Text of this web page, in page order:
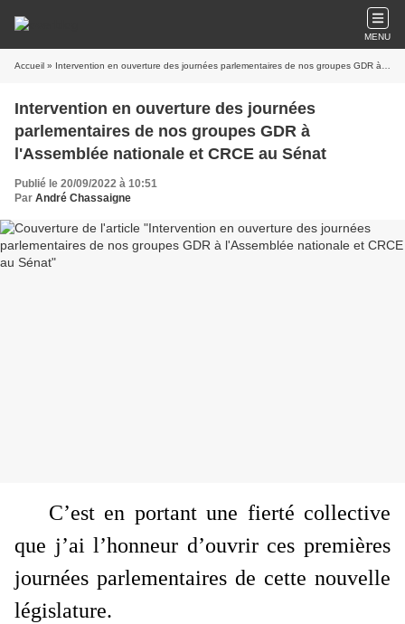
MENU
Accueil » Intervention en ouverture des journées parlementaires de nos groupes GDR à l'Assemblée nationale et CRCE au Sénat
Intervention en ouverture des journées
parlementaires de nos groupes GDR à
l'Assemblée nationale et CRCE au Sénat
Publié le 20/09/2022 à 10:51
Par André Chassaigne
C’est en portant une fierté collective
que j’ai l’honneur d’ouvrir ces premières
journées parlementaires de cette nouvelle
législature.